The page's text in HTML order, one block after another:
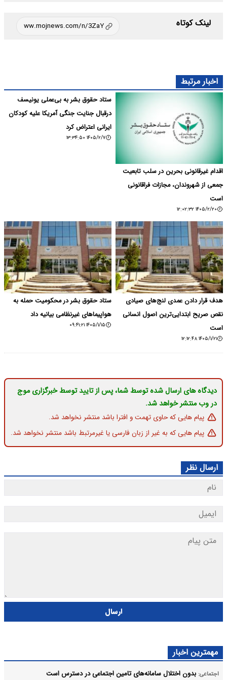
لینک کوتاه
اخبار مرتبط
اقدام غیرقانونی بحرین در سلب تابعیت
جمعی از شهروندان، مجازات فراقانونی
است
۱۴۰۵/۲/۲۰ ۱۲:۰۲:۳۲
هدف قرار دادن عمدی لنج‌های صیادی
نقص صریح ابتدایی‌ترین اصول انسانی
است
۱۴۰۵/۱/۲۱ ۱۲:۱۲:۴۸
ستاد حقوق بشر در محکومیت حمله به
هواپیماهای غیرنظامی بیانیه داد
۱۴۰۵/۱/۱۵ ۰۹:۴۱:۲۱
دیدگاه های ارسال شده توسط شما، پس از تایید توسط خبرگزاری موج
در وب منتشر خواهد شد.
پیام هایی که حاوی تهمت و افترا باشد منتشر نخواهد شد.
پیام هایی که به غیر از زبان فارسی یا غیرمرتبط باشد منتشر نخواهد شد.
ارسال نظر
ارسال
مهمترین اخبار
اجتماعی: بدون اختلال سامانه‌های تامین اجتماعی در دسترس است